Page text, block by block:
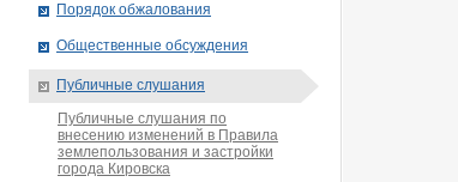
Порядок обжалования
Общественные обсуждения
Публичные слушания
Публичные слушания по
внесению изменений в Правила
землепользования и застройки
города Кировска